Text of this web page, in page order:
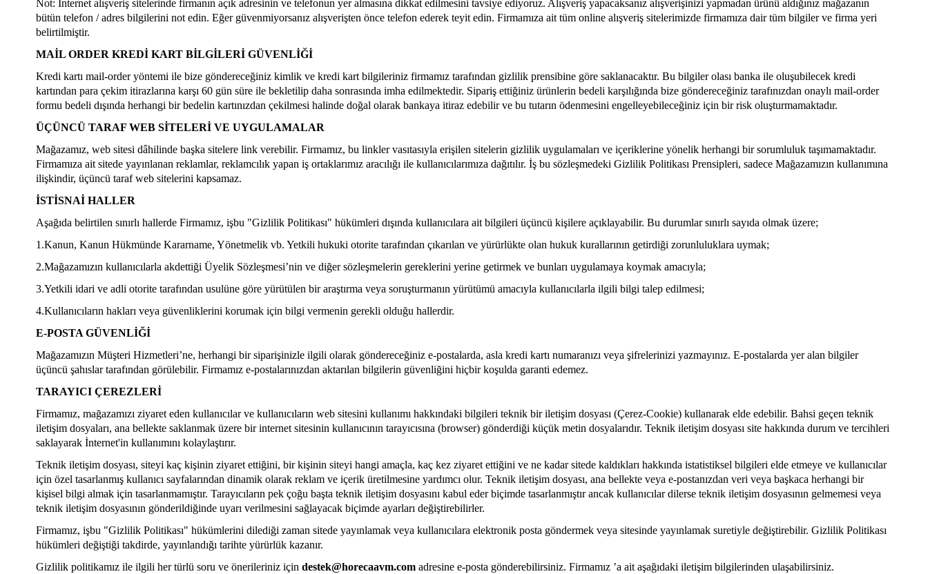
Not: İnternet alışveriş sitelerinde firmanın açık adresinin ve telefonun yer almasına dikkat edilmesini tavsiye ediyoruz. Alışveriş yapacaksanız alışverişinizi yapmadan ürünü aldığınız mağazanın
bütün telefon / adres bilgilerini not edin. Eğer güvenmiyorsanız alışverişten önce telefon ederek teyit edin. Firmamıza ait tüm online alışveriş sitelerimizde firmamıza dair tüm bilgiler ve firma yeri
belirtilmiştir.
MAİL ORDER KREDİ KART BİLGİLERİ GÜVENLİĞİ
Kredi kartı mail-order yöntemi ile bize göndereceğiniz kimlik ve kredi kart bilgileriniz firmamız tarafından gizlilik prensibine göre saklanacaktır. Bu bilgiler olası banka ile oluşubilecek kredi
kartından para çekim itirazlarına karşı 60 gün süre ile bekletilip daha sonrasında imha edilmektedir. Sipariş ettiğiniz ürünlerin bedeli karşılığında bize göndereceğiniz tarafınızdan onaylı mail-order
formu bedeli dışında herhangi bir bedelin kartınızdan çekilmesi halinde doğal olarak bankaya itiraz edebilir ve bu tutarın ödenmesini engelleyebileceğiniz için bir risk oluşturmamaktadır.
ÜÇÜNCÜ TARAF WEB SİTELERİ VE UYGULAMALAR
Mağazamız, web sitesi dâhilinde başka sitelere link verebilir. Firmamız, bu linkler vasıtasıyla erişilen sitelerin gizlilik uygulamaları ve içeriklerine yönelik herhangi bir sorumluluk taşımamaktadır.
Firmamıza ait sitede yayınlanan reklamlar, reklamcılık yapan iş ortaklarımız aracılığı ile kullanıcılarımıza dağıtılır. İş bu sözleşmedeki Gizlilik Politikası Prensipleri, sadece Mağazamızın kullanımına
ilişkindir, üçüncü taraf web sitelerini kapsamaz.
İSTİSNAİ HALLER
Aşağıda belirtilen sınırlı hallerde Firmamız, işbu "Gizlilik Politikası" hükümleri dışında kullanıcılara ait bilgileri üçüncü kişilere açıklayabilir. Bu durumlar sınırlı sayıda olmak üzere;
1.Kanun, Kanun Hükmünde Kararname, Yönetmelik vb. Yetkili hukuki otorite tarafından çıkarılan ve yürürlükte olan hukuk kurallarının getirdiği zorunluluklara uymak;
2.Mağazamızın kullanıcılarla akdettiği Üyelik Sözleşmesi’nin ve diğer sözleşmelerin gereklerini yerine getirmek ve bunları uygulamaya koymak amacıyla;
3.Yetkili idari ve adli otorite tarafından usulüne göre yürütülen bir araştırma veya soruşturmanın yürütümü amacıyla kullanıcılarla ilgili bilgi talep edilmesi;
4.Kullanıcıların hakları veya güvenliklerini korumak için bilgi vermenin gerekli olduğu hallerdir.
E-POSTA GÜVENLİĞİ
Mağazamızın Müşteri Hizmetleri’ne, herhangi bir siparişinizle ilgili olarak göndereceğiniz e-postalarda, asla kredi kartı numaranızı veya şifrelerinizi yazmayınız. E-postalarda yer alan bilgiler
üçüncü şahıslar tarafından görülebilir. Firmamız e-postalarınızdan aktarılan bilgilerin güvenliğini hiçbir koşulda garanti edemez.
TARAYICI ÇEREZLERİ
Firmamız, mağazamızı ziyaret eden kullanıcılar ve kullanıcıların web sitesini kullanımı hakkındaki bilgileri teknik bir iletişim dosyası (Çerez-Cookie) kullanarak elde edebilir. Bahsi geçen teknik
iletişim dosyaları, ana bellekte saklanmak üzere bir internet sitesinin kullanıcının tarayıcısına (browser) gönderdiği küçük metin dosyalarıdır. Teknik iletişim dosyası site hakkında durum ve tercihleri
saklayarak İnternet'in kullanımını kolaylaştırır.
Teknik iletişim dosyası, siteyi kaç kişinin ziyaret ettiğini, bir kişinin siteyi hangi amaçla, kaç kez ziyaret ettiğini ve ne kadar sitede kaldıkları hakkında istatistiksel bilgileri elde etmeye ve kullanıcılar
için özel tasarlanmış kullanıcı sayfalarından dinamik olarak reklam ve içerik üretilmesine yardımcı olur. Teknik iletişim dosyası, ana bellekte veya e-postanızdan veri veya başkaca herhangi bir
kişisel bilgi almak için tasarlanmamıştır. Tarayıcıların pek çoğu başta teknik iletişim dosyasını kabul eder biçimde tasarlanmıştır ancak kullanıcılar dilerse teknik iletişim dosyasının gelmemesi veya
teknik iletişim dosyasının gönderildiğinde uyarı verilmesini sağlayacak biçimde ayarları değiştirebilirler.
Firmamız, işbu "Gizlilik Politikası" hükümlerini dilediği zaman sitede yayınlamak veya kullanıcılara elektronik posta göndermek veya sitesinde yayınlamak suretiyle değiştirebilir. Gizlilik Politikası
hükümleri değiştiği takdirde, yayınlandığı tarihte yürürlük kazanır.
Gizlilik politikamız ile ilgili her türlü soru ve önerileriniz için destek@horecaavm.com adresine e-posta gönderebilirsiniz. Firmamız ’a ait aşağıdaki iletişim bilgilerinden ulaşabilirsiniz.